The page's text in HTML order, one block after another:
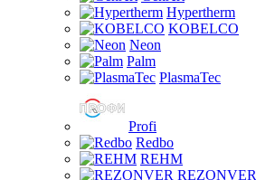
Hypertherm
KOBELCO
Neon
Palm
PlasmaTec
Profi
Redbo
REHM
REZONVER